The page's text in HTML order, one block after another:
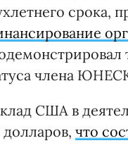
срока,
члена
США в
что